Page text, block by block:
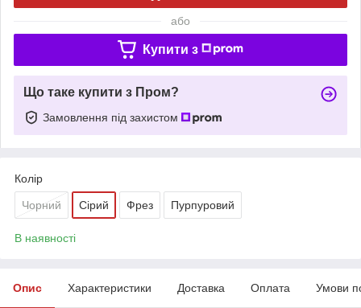
або
Купити з
Що таке купити з Пром?
Замовлення під захистом
Колір
Чорний Сірий Фрез Пурпуровий
В наявності
Опис Характеристики Доставка Оплата Умови